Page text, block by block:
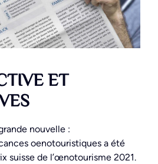
ET
nouvelle :
oenotouristiques a été
suisse de l’œnotourisme 2021.